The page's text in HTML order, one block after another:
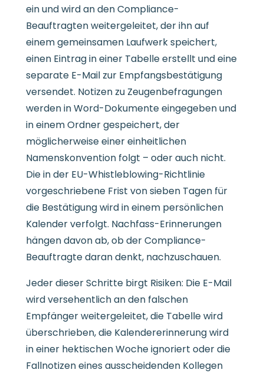
ein und wird an den Compliance-
Beauftragten weitergeleitet, der ihn auf
einem gemeinsamen Laufwerk speichert,
einen Eintrag in einer Tabelle erstellt und eine
separate E-Mail zur Empfangsbestätigung
versendet. Notizen zu Zeugenbefragungen
werden in Word-Dokumente eingegeben und
in einem Ordner gespeichert, der
möglicherweise einer einheitlichen
Namenskonvention folgt – oder auch nicht.
Die in der EU-Whistleblowing-Richtlinie
vorgeschriebene Frist von sieben Tagen für
die Bestätigung wird in einem persönlichen
Kalender verfolgt. Nachfass-Erinnerungen
hängen davon ab, ob der Compliance-
Beauftragte daran denkt, nachzuschauen.
Jeder dieser Schritte birgt Risiken: Die E-Mail
wird versehentlich an den falschen
Empfänger weitergeleitet, die Tabelle wird
überschrieben, die Kalendererinnerung wird
in einer hektischen Woche ignoriert oder die
Fallnotizen eines ausscheidenden Kollegen